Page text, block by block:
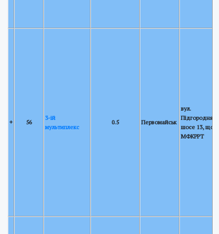
+ 56
3-ій
мультиплекс
0.5 Первомайськ
вул.
шосе 13,
МФКРРТ